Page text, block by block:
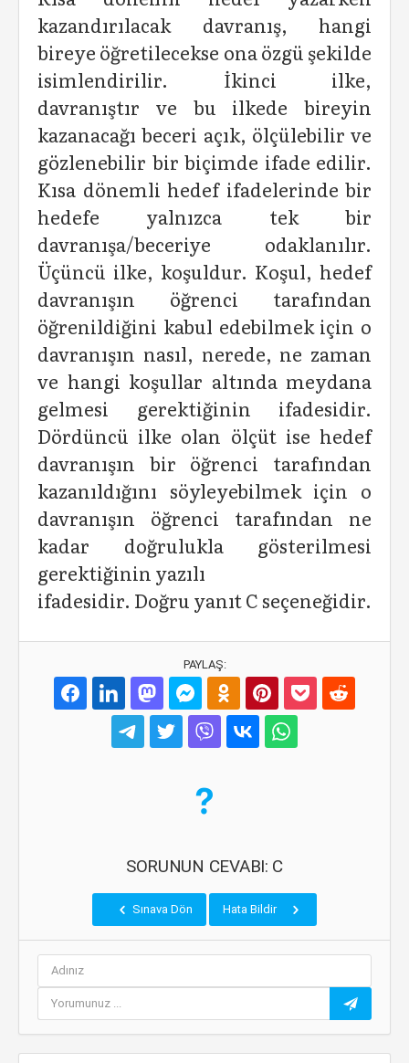
kazandırılacak davranış, hangi
bireye öğretilecekse ona özgü şekilde
isimlendirilir. İkinci ilke,
davranıştır ve bu ilkede bireyin
kazanacağı beceri açık, ölçülebilir ve
gözlenebilir bir biçimde ifade edilir.
Kısa dönemli hedef ifadelerinde bir
hedefe yalnızca tek bir
davranışa/beceriye odaklanılır.
Üçüncü ilke, koşuldur. Koşul, hedef
davranışın öğrenci tarafından
öğrenildiğini kabul edebilmek için o
davranışın nasıl, nerede, ne zaman
ve hangi koşullar altında meydana
gelmesi gerektiğinin ifadesidir.
Dördüncü ilke olan ölçüt ise hedef
davranışın bir öğrenci tarafından
kazanıldığını söyleyebilmek için o
davranışın öğrenci tarafından ne
kadar doğrulukla gösterilmesi
gerektiğinin yazılı
ifadesidir. Doğru yanıt C seçeneğidir.
PAYLAŞ:
SORUNUN CEVABI: C
Sınava Dön Hata Bildir